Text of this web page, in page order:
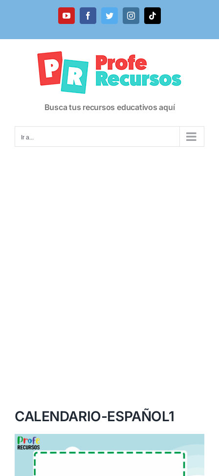
YouTubeFacebookTwitterInstagramTiktok
Busca tus recursos educativos aquí
Ir a...
CALENDARIO-ESPAÑOL1